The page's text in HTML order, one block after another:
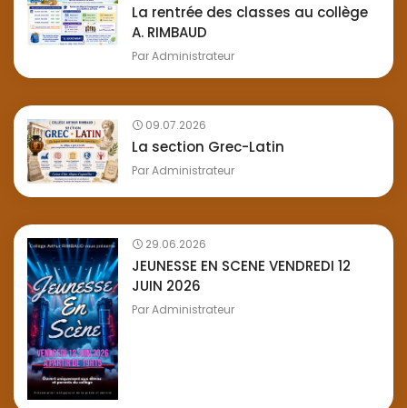
La rentrée des classes au collège
A. RIMBAUD
ParAdministrateur
09.07.2026
La section Grec-Latin
ParAdministrateur
29.06.2026
JEUNESSE EN SCENE VENDREDI 12
JUIN 2026
ParAdministrateur